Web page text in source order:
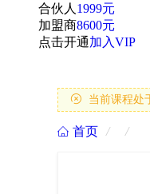
合伙人 1999元
加盟商8600元
点击开通加入VIP
 当前课程处
 首页 / /